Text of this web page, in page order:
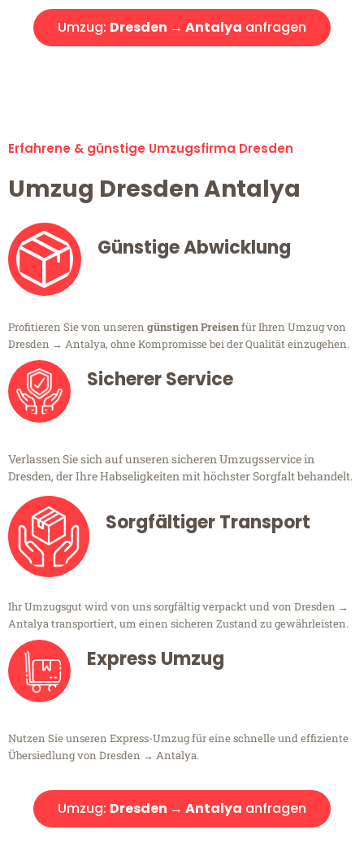
Umzug: Dresden → Antalya anfragen
Erfahrene & günstige Umzugsfirma Dresden
Umzug Dresden Antalya
Günstige Abwicklung
Profitieren Sie von unseren günstigen Preisenfür Ihren Umzug von
Dresden → Antalya, ohne Kompromisse bei der Qualität einzugehen.
Sicherer Service
Verlassen Sie sich auf unseren sicheren Umzugsservice in
Dresden, der Ihre Habseligkeiten mit höchster Sorgfalt behandelt.
Sorgfältiger Transport
Ihr Umzugsgut wird von uns sorgfältig verpackt und von Dresden →
Antalya transportiert, um einen sicheren Zustand zu gewährleisten.
Express Umzug
Nutzen Sie unseren Express-Umzug für eine schnelle und effiziente
Übersiedlung von Dresden → Antalya.
Umzug: Dresden → Antalya anfragen